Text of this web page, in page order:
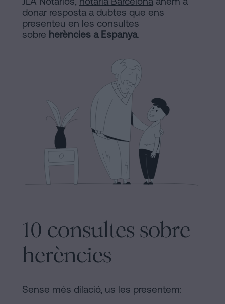
línia
Blog
Contactar
Política
Manifest
Avis
d’Inmmoble
a
Barcelona
parella
Barcelona
Notaria
i
societats
Tramitar
herència
donar resposta a dubtes que ens
presenteu en les consultes
sobre herències a Espanya.
10 consultes sobre
herències
Sense més dilació, us les presentem: